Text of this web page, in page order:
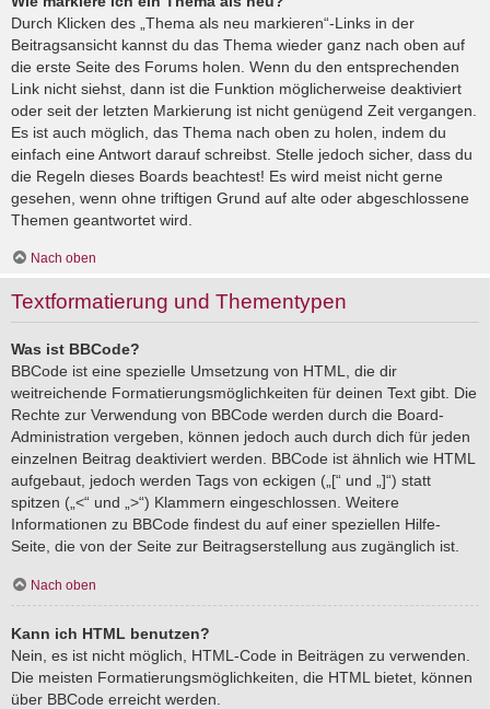
Durch Klicken des „Thema als neu markieren“-Links in der
Beitragsansicht kannst du das Thema wieder ganz nach oben auf
die erste Seite des Forums holen. Wenn du den entsprechenden
Link nicht siehst, dann ist die Funktion möglicherweise deaktiviert
oder seit der letzten Markierung ist nicht genügend Zeit vergangen.
Es ist auch möglich, das Thema nach oben zu holen, indem du
einfach eine Antwort darauf schreibst. Stelle jedoch sicher, dass du
die Regeln dieses Boards beachtest! Es wird meist nicht gerne
gesehen, wenn ohne triftigen Grund auf alte oder abgeschlossene
Themen geantwortet wird.
Nach oben
Textformatierung und Thementypen
Was ist BBCode?
BBCode ist eine spezielle Umsetzung von HTML, die dir
weitreichende Formatierungsmöglichkeiten für deinen Text gibt. Die
Rechte zur Verwendung von BBCode werden durch die Board-
Administration vergeben, können jedoch auch durch dich für jeden
einzelnen Beitrag deaktiviert werden. BBCode ist ähnlich wie HTML
aufgebaut, jedoch werden Tags von eckigen („[“ und „]“) statt
spitzen („<“ und „>“) Klammern eingeschlossen. Weitere
Informationen zu BBCode findest du auf einer speziellen Hilfe-
Seite, die von der Seite zur Beitragserstellung aus zugänglich ist.
Nach oben
Kann ich HTML benutzen?
Nein, es ist nicht möglich, HTML-Code in Beiträgen zu verwenden.
Die meisten Formatierungsmöglichkeiten, die HTML bietet, können
über BBCode erreicht werden.